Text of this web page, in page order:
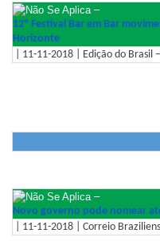
–
12º Festival Bar em Bar
Horizonte
| 11-11-2018 | Edição do Brasil
–
Novo governo pode nomear
| 11-11-2018 | Correio